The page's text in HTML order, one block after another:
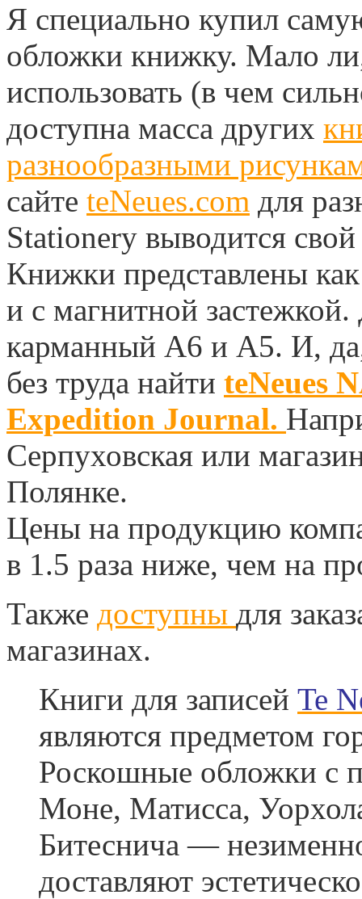
Я специально купил
обложки книжку. Мало
использовать (в чем
доступна масса других
разнообразными
сайте teNeues.com для
Stationery выводится
Книжки представлены
и с магнитной
карманный А6 и А5. И,
без труда найти teNeues
Expedition Journal.
Серпуховская или
Полянке.
Цены на продукцию
в 1.5 раза ниже, чем на
Также доступны для
магазинах.
Книги для записей Te
являются предметом
Роскошные обложки с
Моне, Матисса,
Битеснича —
доставляют